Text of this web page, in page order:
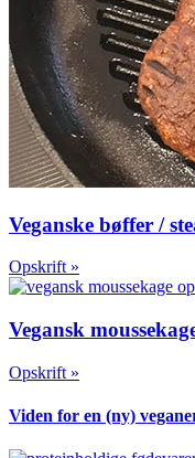
Veganske bøffer /
Opskrift »
Vegansk
Opskrift »
Viden for en (ny)